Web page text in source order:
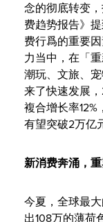
念的彻底转变
费趋势报告》
费行爲的重要
力当中，在「
潮玩、文旅、
来了快速发展
複合增长率
有望突破2万亿
新消费奔涌，
今夏，全球最
出108万的薄荷